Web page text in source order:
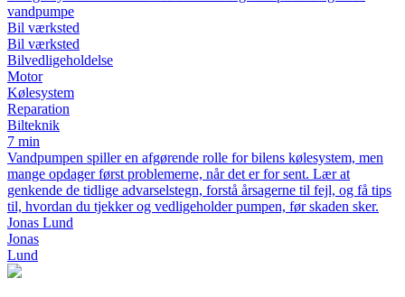
vandpumpe
Bil værksted
Bil værksted
Bilvedligeholdelse
Motor
Kølesystem
Reparation
Bilteknik
7 min
Vandpumpen spiller en afgørende rolle for bilens kølesystem, men
mange opdager først problemerne, når det er for sent. Lær at
genkende de tidlige advarselstegn, forstå årsagerne til fejl, og få tips
til, hvordan du tjekker og vedligeholder pumpen, før skaden sker.
Jonas Lund
Jonas
Lund